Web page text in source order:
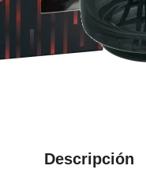
Descripción